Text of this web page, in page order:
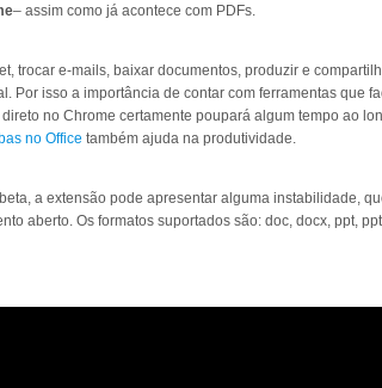
– assim como já acontece com PDFs.
trocar e-mails, baixar documentos, produzir e
Por isso a importância de contar com ferramentas que
no Chrome certamente poupará algum tempo ao
no Office também ajuda na produtividade.
a extensão pode apresentar alguma instabilidade,
aberto. Os formatos suportados são: doc, docx, ppt,